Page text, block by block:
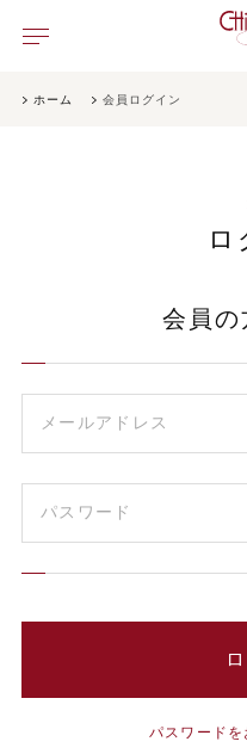
ホーム 会員ログイン
ロ
会員の
パスワードを